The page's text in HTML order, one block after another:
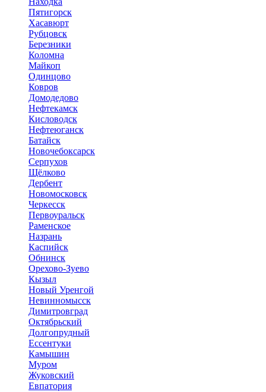
Пятигорск
Хасавюрт
Рубцовск
Березники
Коломна
Майкоп
Одинцово
Ковров
Домодедово
Нефтекамск
Кисловодск
Нефтеюганск
Батайск
Новочебоксарск
Серпухов
Щёлково
Дербент
Новомосковск
Черкесск
Первоуральск
Раменское
Назрань
Каспийск
Обнинск
Орехово-Зуево
Кызыл
Новый Уренгой
Невинномысск
Димитровград
Октябрьский
Долгопрудный
Ессентуки
Камышин
Муром
Жуковский
Евпатория